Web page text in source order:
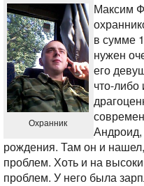
Охранник
Максим
в сумме
нужен
его
что-либо
рождения. Там он и
проблем. Хоть и на
проблем. У него была